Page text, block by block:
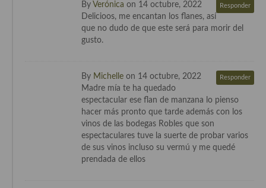
By Verónica on 14 octubre, 2022 Responder
Delicioos, me encantan los flanes, así
que no dudo de que este será para morir del
gusto.
By Michelle on 14 octubre, 2022 Responder
Madre mía te ha quedado
espectacular ese flan de manzana lo pienso
hacer más pronto que tarde además con los
vinos de las bodegas Robles que son
espectaculares tuve la suerte de probar varios
de sus vinos incluso su vermú y me quedé
prendada de ellos